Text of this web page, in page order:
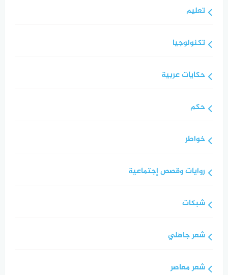
تعليم
تكنولوجيا
حكايات عربية
حكم
خواطر
روايات وقصص إجتماعية
شبكات
شعر جاهلي
شعر معاصر